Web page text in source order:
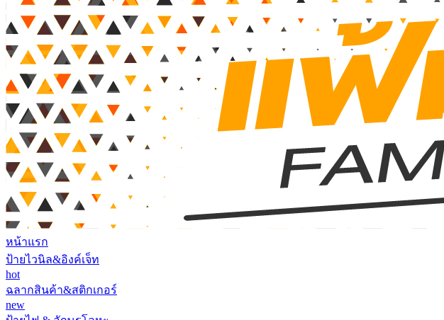
หน้าแรก
ป้ายไวนิล&อิงค์เจ็ท
hot
ฉลากสินค้า&สติกเกอร์
new